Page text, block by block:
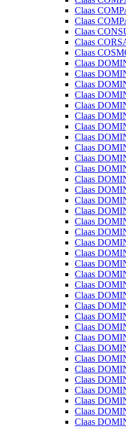
Claas
Claas
Claas
Claas
Claas
Claas
Claas
Claas
Claas
Claas
Claas
Claas
Claas
Claas
Claas
Claas
Claas
Claas
Claas
Claas
Claas
Claas
Claas
Claas
Claas
Claas
Claas
Claas
Claas
Claas
Claas
Claas
Claas
Claas
Claas
Claas
Claas
Claas
Claas
Claas